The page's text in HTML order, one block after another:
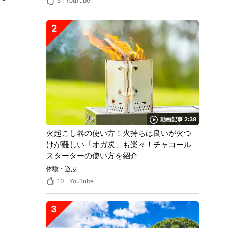
動画記事 2:38
2
火起こし器の使い方！火持ちは良いが火つ
けが難しい「オガ炭」も楽々！チャコール
スターターの使い方を紹介
体験・遊ぶ
10
YouTube
3